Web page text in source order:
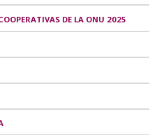
DE LA ONU 2025